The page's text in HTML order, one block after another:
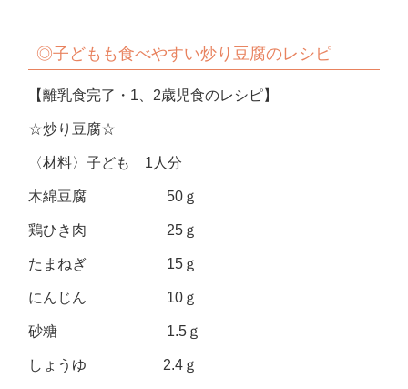
◎子どもも食べやすい炒り豆腐のレシピ
【離乳食完了・1、2歳児食のレシピ】
☆炒り豆腐☆
〈材料〉子ども 1人分
木綿豆腐 50ｇ
鶏ひき肉 25ｇ
たまねぎ 15ｇ
にんじん 10ｇ
砂糖 1.5ｇ
しょうゆ 2.4ｇ